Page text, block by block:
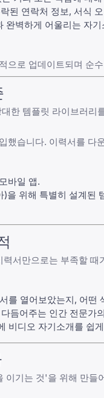
된 연락처 정보, 서식
완벽하게 어울리는 자
으로 업데이트되며 순
한 템플릿 라이브러
습니다. 이력서를 다
바일 앱.
을 위해 특별히 설계된
서만으로는 부족할
를 열어보았는지, 어떤
듬어주는 인간 전문가
비디오 자기소개를 쉽
기는 것'을 위해 만